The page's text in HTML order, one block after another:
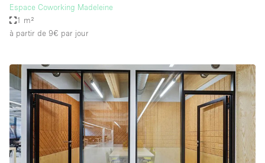
Espace Coworking Madeleine
1 m²
à partir de 9€ par jour